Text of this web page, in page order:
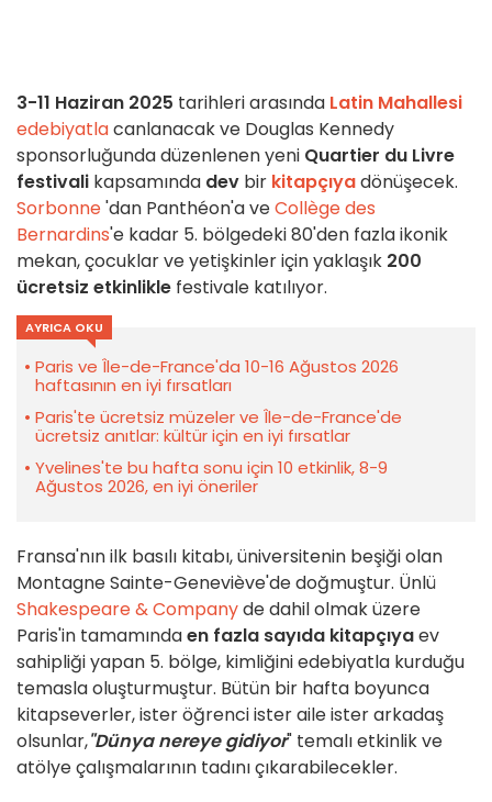
3-11 Haziran 2025 tarihleri arasında Latin Mahallesi
edebiyatlacanlanacak ve Douglas Kennedy
sponsorluğunda düzenlenen yeni Quartier du Livre
festivali kapsamında dev bir kitapçıyadönüşecek.
Sorbonne'dan Panthéon'a veCollège des
Bernardins'e kadar 5. bölgedeki 80'den fazla ikonik
mekan, çocuklar ve yetişkinler için yaklaşık 200
ücretsiz etkinlikle festivale katılıyor.
AYRICA OKU
Paris ve Île-de-France'da 10-16 Ağustos 2026
haftasının en iyi fırsatları
Paris'te ücretsiz müzeler ve Île-de-France'de
ücretsiz anıtlar: kültür için en iyi fırsatlar
Yvelines'te bu hafta sonu için 10 etkinlik, 8-9
Ağustos 2026, en iyi öneriler
Fransa'nın ilk basılı kitabı, üniversitenin beşiği olan
Montagne Sainte-Geneviève'de doğmuştur. Ünlü
Shakespeare & Companyde dahil olmak üzere
Paris'in tamamındaen fazla sayıda kitapçıyaev
sahipliği yapan 5. bölge, kimliğini edebiyatla kurduğu
temasla oluşturmuştur. Bütün bir hafta boyunca
kitapseverler, ister öğrenci ister aile ister arkadaş
olsunlar,"Dünya nereye gidiyor" temalı etkinlik ve
atölye çalışmalarının tadını çıkarabilecekler.